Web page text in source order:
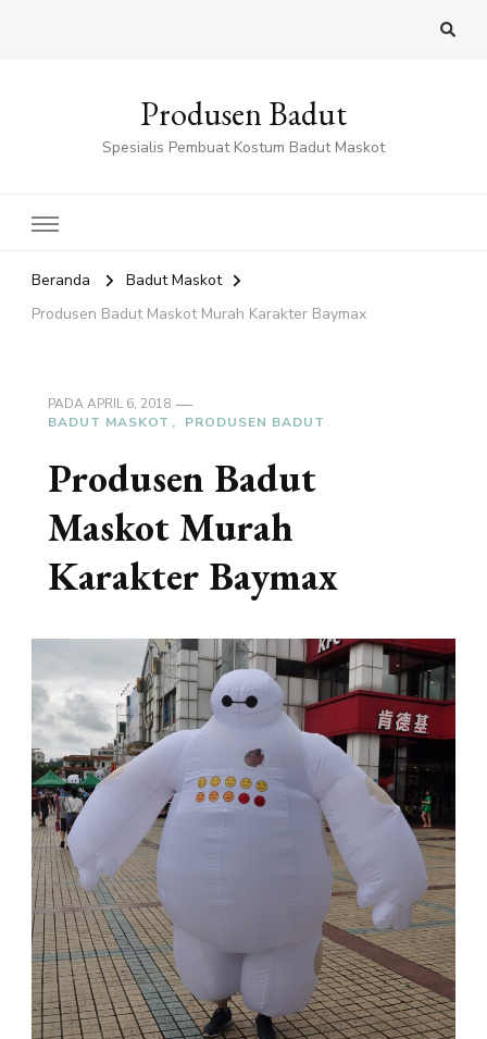
Produsen Badut
Spesialis Pembuat Kostum Badut Maskot
Beranda
Badut Maskot
Produsen Badut Maskot Murah Karakter Baymax
PADAAPRIL 6, 2018
BADUT MASKOT
PRODUSEN BADUT
Produsen Badut
Maskot Murah
Karakter Baymax